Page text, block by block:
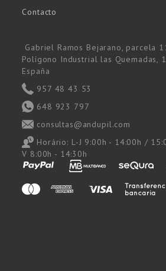
Contacto
Gabriel Ramos Bejarano, parcela
Polígono Industrial las Quemadas,
España
957 48 43 53
648 923 797
consultas@andupil.com
Horário: L-J 9:00h - 14:00h /
V 8:00h - 14:30h